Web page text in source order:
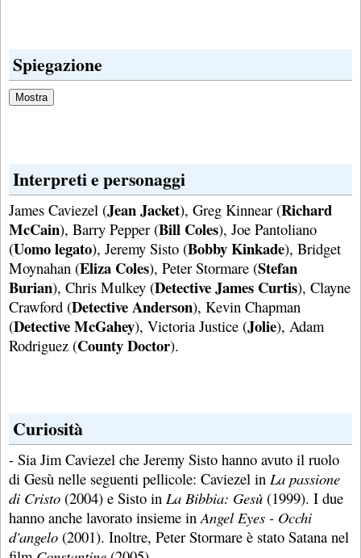
Spiegazione
Interpreti e personaggi
James Caviezel (Jean Jacket), Greg Kinnear (Richard
McCain), Barry Pepper (Bill Coles), Joe Pantoliano
(Uomo legato), Jeremy Sisto (Bobby Kinkade), Bridget
Moynahan (Eliza Coles), Peter Stormare (Stefan
Burian), Chris Mulkey (Detective James Curtis), Clayne
Crawford (Detective Anderson), Kevin Chapman
(Detective McGahey), Victoria Justice (Jolie), Adam
Rodriguez (County Doctor).
Curiosità
- Sia Jim Caviezel che Jeremy Sisto hanno avuto il ruolo
di Gesù nelle seguenti pellicole: Caviezel in La passione
di Cristo (2004) e Sisto in La Bibbia: Gesù (1999). I due
hanno anche lavorato insieme in Angel Eyes - Occhi
d'angelo (2001). Inoltre, Peter Stormare è stato Satana nel